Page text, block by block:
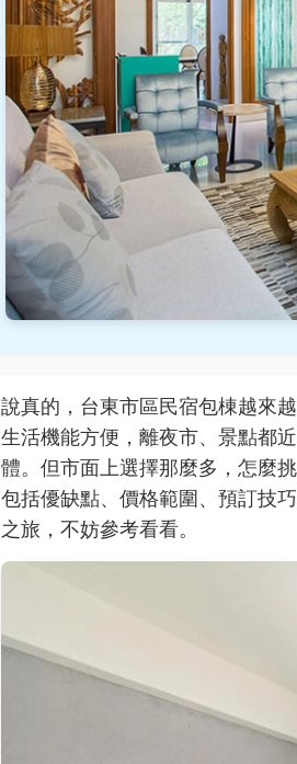
說真的，台東市區民宿包棟越來
生活機能方便，離夜市、景點都
體。但市面上選擇那麼多，怎麼
包括優缺點、價格範圍、預訂技
之旅，不妨參考看看。